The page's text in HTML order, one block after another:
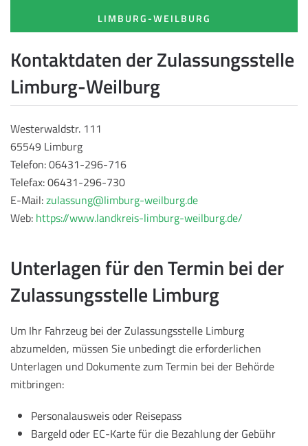
LIMBURG-WEILBURG
Kontaktdaten der Zulassungsstelle
Limburg-Weilburg
Westerwaldstr. 111
65549 Limburg
Telefon: 06431-296-716
Telefax: 06431-296-730
E-Mail:zulassung@limburg-weilburg.de
Web: https://www.landkreis-limburg-weilburg.de/
Unterlagen für den Termin bei der
Zulassungsstelle Limburg
Um Ihr Fahrzeug bei der Zulassungsstelle Limburg
abzumelden, müssen Sie unbedingt die erforderlichen
Unterlagen und Dokumente zum Termin bei der Behörde
mitbringen:
Personalausweis oder Reisepass
Bargeld oder EC-Karte für die Bezahlung der Gebühr